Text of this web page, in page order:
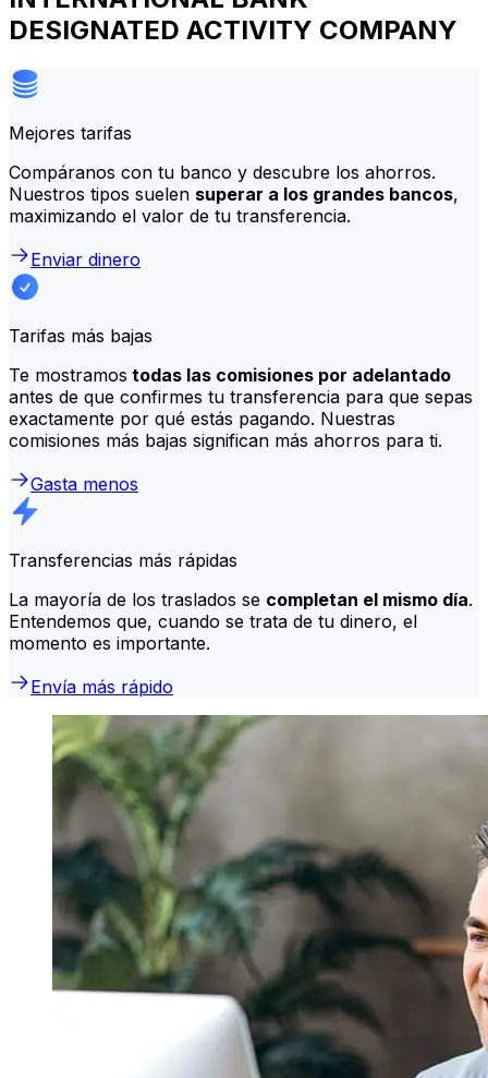
DESIGNATED ACTIVITY COMPANY
Mejores tarifas
Compáranos con tu banco y descubre los ahorros.
Nuestros tipos suelen superar a los grandes bancos,
maximizando el valor de tu transferencia.
Enviar dinero
Tarifas más bajas
Te mostramos todas las comisiones por adelantado
antes de que confirmes tu transferencia para que sepas
exactamente por qué estás pagando. Nuestras
comisiones más bajas significan más ahorros para ti.
Gasta menos
Transferencias más rápidas
La mayoría de los traslados se completan el mismo día.
Entendemos que, cuando se trata de tu dinero, el
momento es importante.
Envía más rápido